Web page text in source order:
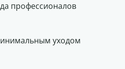
профессионалов
уходом